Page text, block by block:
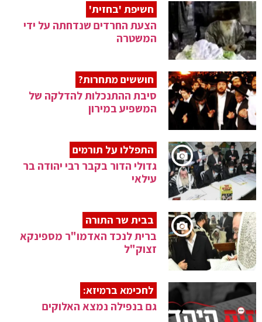
חשיפת 'בחזית'
הצעת החרדים שנדחתה על ידי
המשטרה
חוששים מתחרות?
סיבת ההתנכלות להדלקה של
המשפיע במירון
התפללו על תורמים
גדולי הדור בקבר רבי יהודה בר
עילאי
בבית שר התורה
ברית לנכד האדמו"ר מספינקא
זצוק"ל
לחכימא ברמיזא:
גם בנפילה נמצא האלוקים